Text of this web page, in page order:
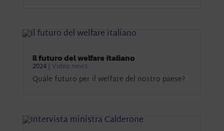
Il futuro del welfare italiano
2024| Video news
Quale futuro per il welfare del nostro paese?